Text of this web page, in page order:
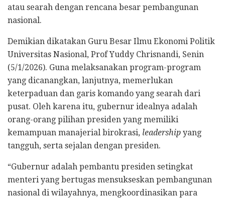
atau searah dengan rencana besar pembangunan
nasional.
Demikian dikatakan Guru Besar Ilmu Ekonomi Politik
Universitas Nasional, Prof Yuddy Chrisnandi, Senin
(5/1/2026). Guna melaksanakan program-program
yang dicanangkan, lanjutnya, memerlukan
keterpaduan dan garis komando yang searah dari
pusat. Oleh karena itu, gubernur idealnya adalah
orang-orang pilihan presiden yang memiliki
kemampuan manajerial birokrasi, leadership yang
tangguh, serta sejalan dengan presiden.
“Gubernur adalah pembantu presiden setingkat
menteri yang bertugas mensukseskan pembangunan
nasional di wilayahnya, mengkoordinasikan para